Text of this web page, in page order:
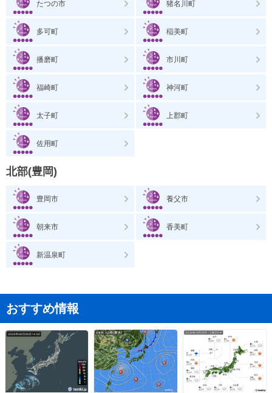
たつの市 猪名川町
多可町 稲美町
播磨町 市川町
福崎町 神河町
太子町 上郡町
佐用町
北部(豊岡)
豊岡市 養父市
朝来市 香美町
新温泉町
おすすめ情報